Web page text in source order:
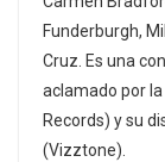
Funderburgh,
Cruz. Es una
aclamado por la
Records) y su
(Vizztone).